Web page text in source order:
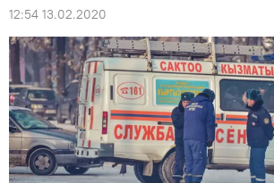
12:54 13.02.2020